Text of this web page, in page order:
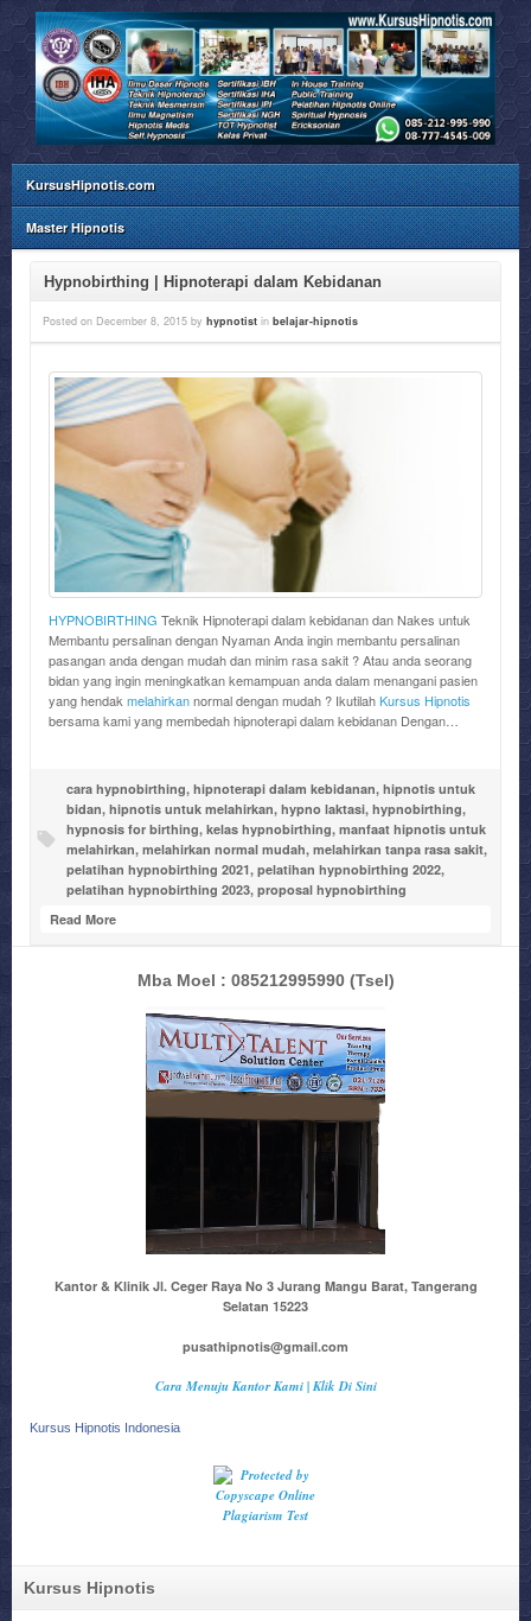
KursusHipnotis.com
Master Hipnotis
Hypnobirthing | Hipnoterapi dalam Kebidanan
Posted on December 8, 2015 by hypnotist in belajar-hipnotis
HYPNOBIRTHING Teknik Hipnoterapi dalam kebidanan dan Nakes untuk
Membantu persalinan dengan Nyaman Anda ingin membantu persalinan
pasangan anda dengan mudah dan minim rasa sakit ? Atau anda seorang
bidan yang ingin meningkatkan kemampuan anda dalam menangani pasien
yang hendak melahirkannormal dengan mudah ? IkutilahKursus Hipnotis
bersama kami yang membedah hipnoterapi dalam kebidanan Dengan…
cara hypnobirthing, hipnoterapi dalam kebidanan, hipnotis untuk
bidan, hipnotis untuk melahirkan, hypno laktasi, hypnobirthing,
hypnosis for birthing, kelas hypnobirthing, manfaat hipnotis untuk
melahirkan, melahirkan normal mudah, melahirkan tanpa rasa sakit,
pelatihan hypnobirthing 2021, pelatihan hypnobirthing 2022,
pelatihan hypnobirthing 2023, proposal hypnobirthing
Read More
Mba Moel : 085212995990(Tsel)
Kantor & Klinik Jl. Ceger Raya No 3 Jurang Mangu Barat, Tangerang
Selatan 15223
pusathipnotis@gmail.com
Cara Menuju Kantor Kami | Klik Di Sini
Kursus Hipnotis Indonesia
Kursus Hipnotis